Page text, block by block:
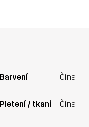
Barvení Čína
Pletení / tkaní Čína